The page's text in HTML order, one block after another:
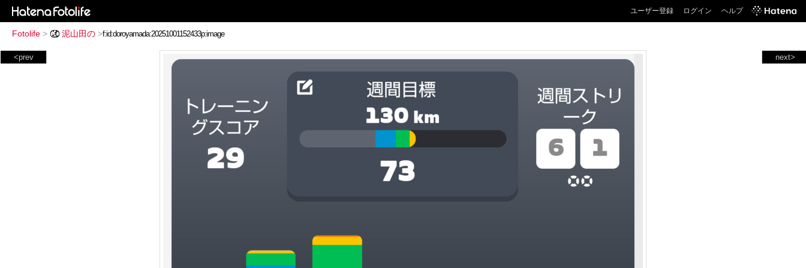
ユーザー登録 ログイン ヘルプ
Fotolife > 泥山田の >
next>
<prev